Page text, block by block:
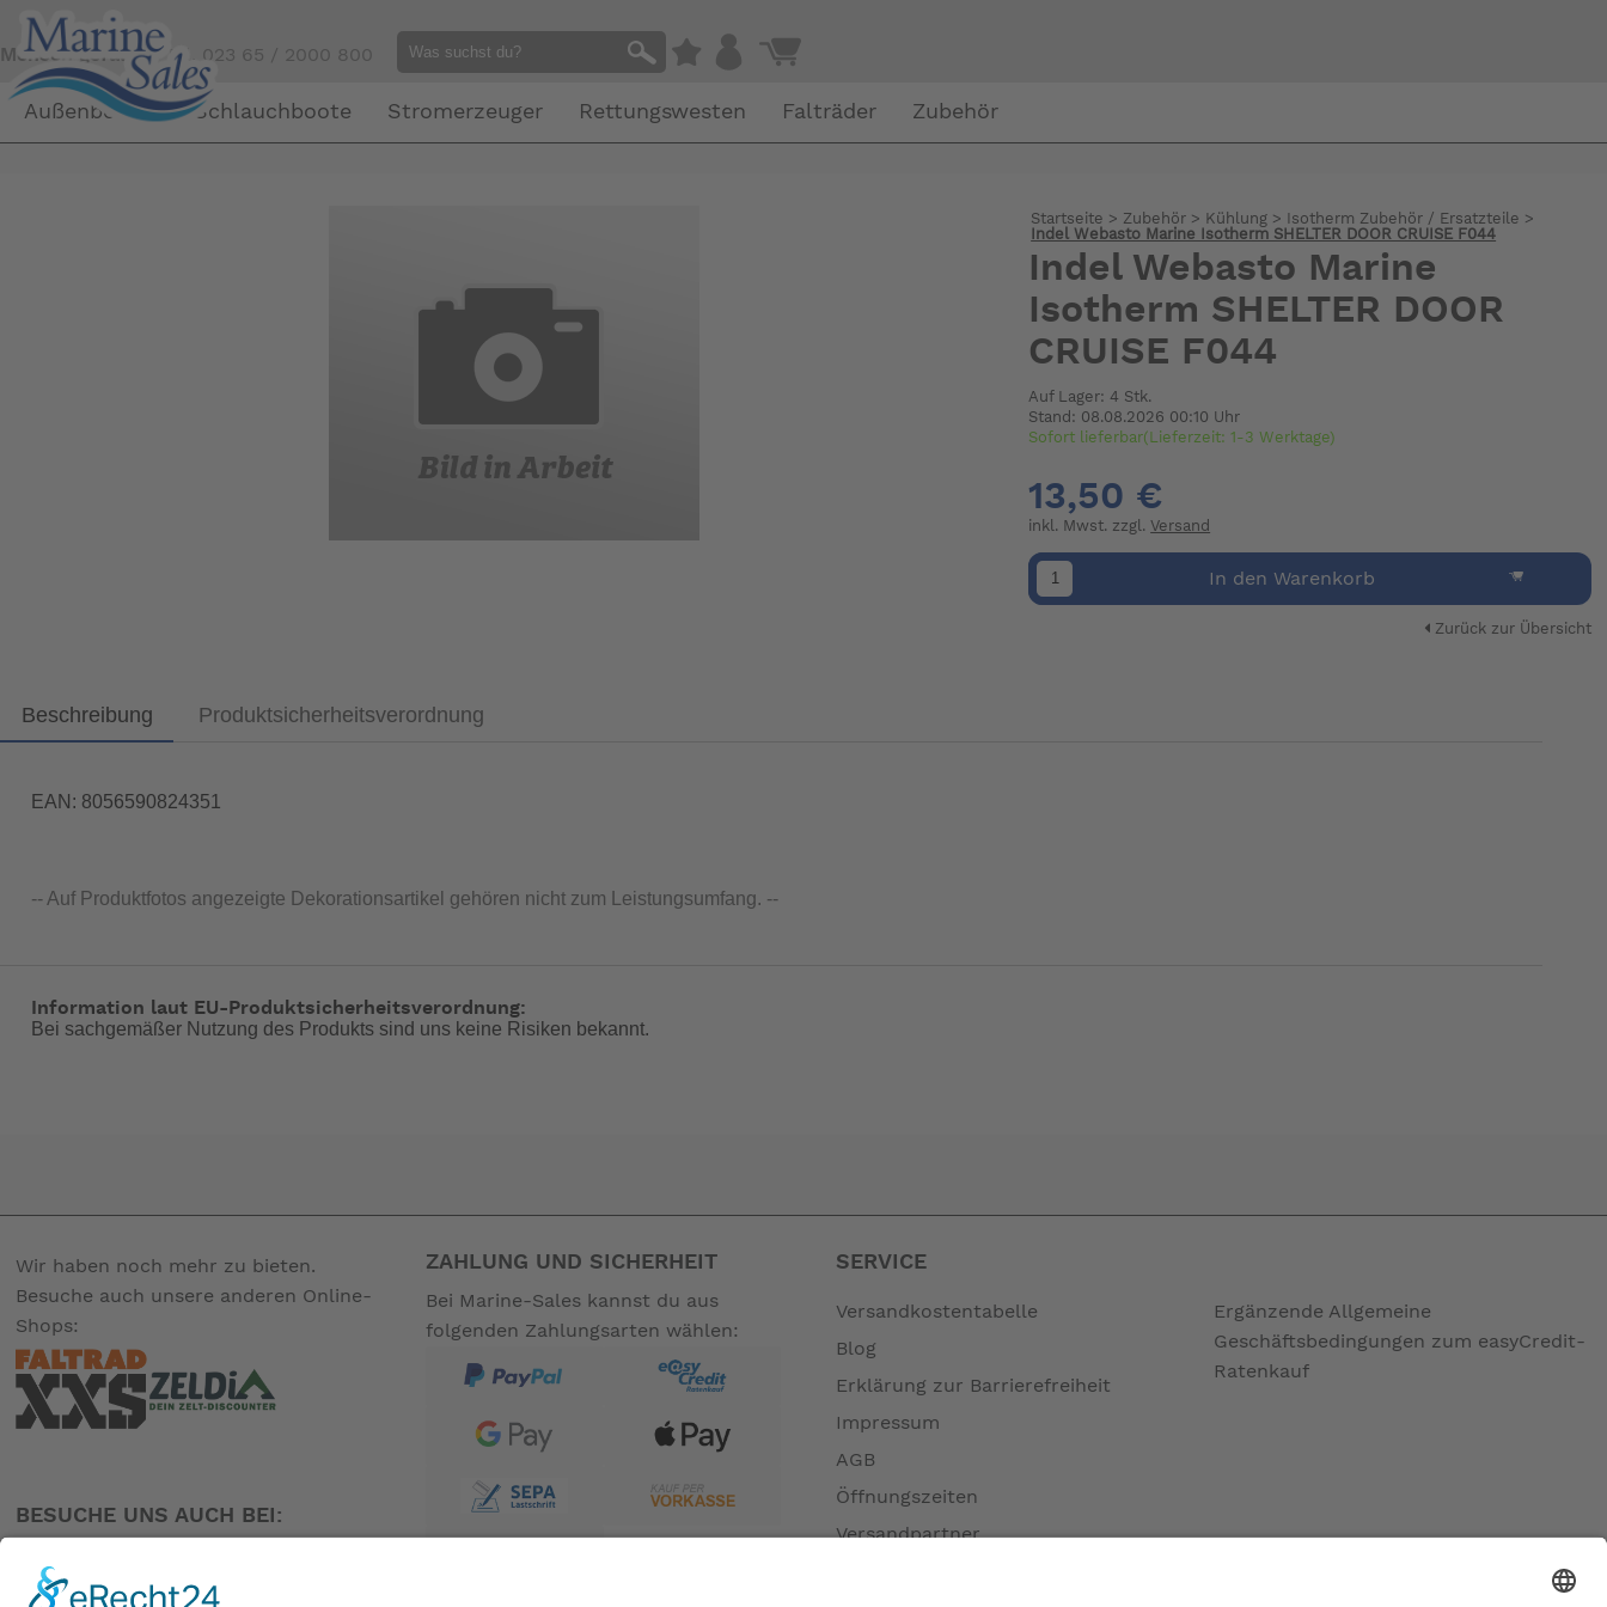
Mensch gefällig?Tel. 023 65 / 2000 800
Außenborder Schlauchboote Stromerzeuger Rettungswesten Falträder Zubehör
Startseite > Zubehör > Kühlung > Isotherm Zubehör / Ersatzteile >
Indel Webasto Marine Isotherm SHELTER DOOR CRUISE F044
Indel Webasto Marine
Isotherm SHELTER DOOR
CRUISE F044
Auf Lager: 4 Stk.
Stand: 08.08.2026 00:10 Uhr
Sofort lieferbar(Lieferzeit: 1-3 Werktage)
13,50 €
inkl. Mwst. zzgl.Versand
In den Warenkorb
Zurück zur Übersicht
Beschreibung Produktsicherheitsverordnung
EAN: 8056590824351
-- Auf Produktfotos angezeigte Dekorationsartikel gehören nicht zum Leistungsumfang. --
Information laut EU-Produktsicherheitsverordnung:
Bei sachgemäßer Nutzung des Produkts sind uns keine Risiken bekannt.
Wir haben noch mehr zu bieten.
Besuche auch unsere anderen Online-
Shops:
BESUCHE UNS AUCH BEI:
ZAHLUNG UND SICHERHEIT
Bei Marine-Sales kannst du aus
folgenden Zahlungsarten wählen:
SERVICE
Versandkostentabelle
Blog
Erklärung zur Barrierefreiheit
Impressum
AGB
Öffnungszeiten
Versandpartner
Ergänzende Allgemeine
Geschäftsbedingungen zum easyCredit-
Ratenkauf